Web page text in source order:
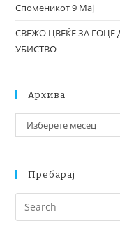
Споменикот 9 Мај
СВЕЖО ЦВЕЌЕ ЗА
УБИСТВО
Архива
Изберете месец
Пребарај